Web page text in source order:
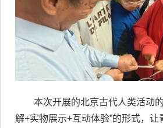
本次开展的北京古代人类活动
解+实物展示+互动体验”的形式，让